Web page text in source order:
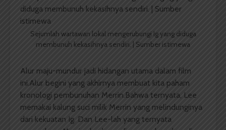
Sejumlah wartawan lokal mengerubungi Ig yang diduga
membunuh kekasihnya sendiri. | Sumber istimewa
Alur maju-mundur jadi hidangan utama dalam film
ini.Alur begini yang akhirnya membuat kita paham
kronologi pembunuhan Merrin.Bahwa ternyata, Lee
memakai kalung suci milik Merrin yang melindunginya
dari kekuatan Ig. Dan Lee-lah yang ternyata